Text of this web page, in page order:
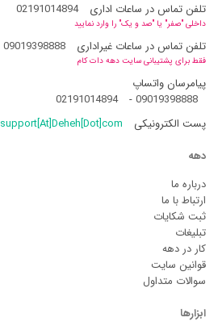
تلفن تماس در ساعات اداری
02191014894
داخلی "صفر" یا "صد و یک" را وارد نمایید
تلفن تماس در ساعات غیراداری 09019398888
فقط برای پشتیبانی سایت دهه دات کام
پیامرسان واتساپ
09019398888
-
02191014894
پست الکترونیکی
support[At]Deheh[Dot]com
دهه
درباره ما
ارتباط با ما
ثبت شکایات
تبلیغات
کار در دهه
قوانین سایت
سوالات متداول
ابزارها